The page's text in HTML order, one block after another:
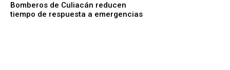
Bomberos de Culiacán reducen
tiempo de respuesta a emergencias